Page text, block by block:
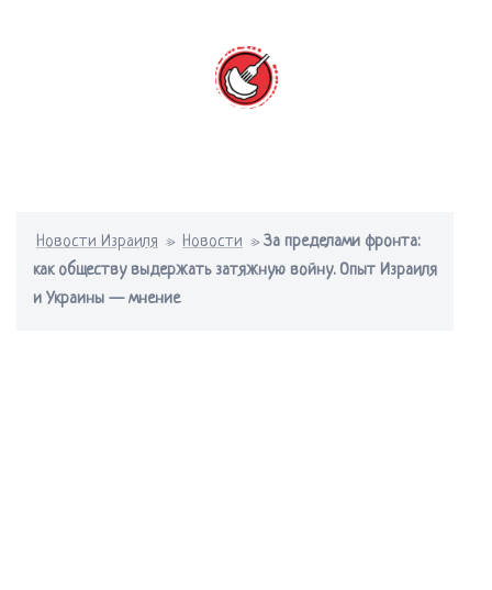
Новости Израиля » Новости »За пределами фронта:
как обществу выдержать затяжную войну. Опыт Израиля
и Украины — мнение